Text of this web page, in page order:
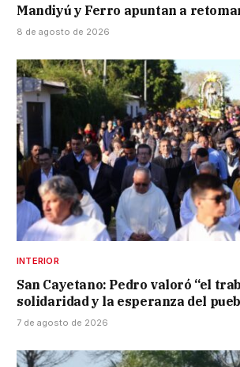
Mandiyú y Ferro apuntan a
8 de agosto de 2026
INTERIOR
San Cayetano: Pedro valoró “el
solidaridad y la esperanza del
7 de agosto de 2026